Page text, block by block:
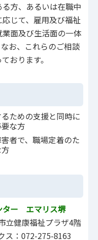
方、あるいは在職中
じて、雇用及び福祉
面及び生活面の一体
お、これらのご相談
おります。
ための支援と同時に
な方
者で、職場定着のた
ター エマリス堺
健康福祉プラザ4階
ス：072-275-8163